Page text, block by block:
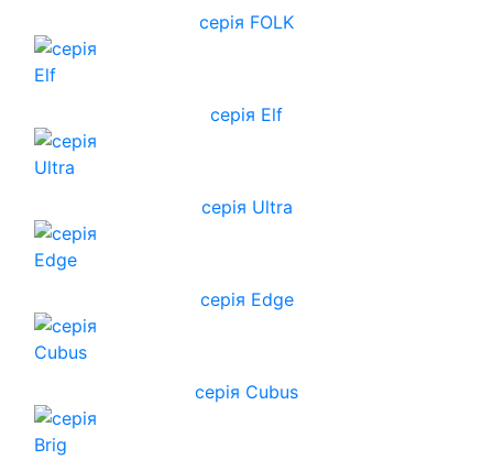
серія FOLK
серія Elf
серія Ultra
серія Edge
серія Cubus